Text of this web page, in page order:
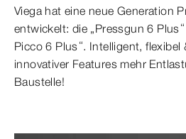
Viega hat eine neue Generation
entwickelt: die „Pressgun 6
Picco 6 Plus“. Intelligent, flexibel
innovativer Features mehr
Baustelle!